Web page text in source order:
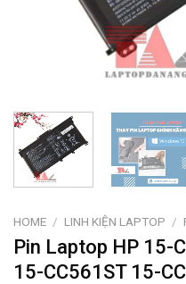
HOME / LINH KIỆN LAPTOP /
Pin Laptop HP 15-
15-CC561ST 15-